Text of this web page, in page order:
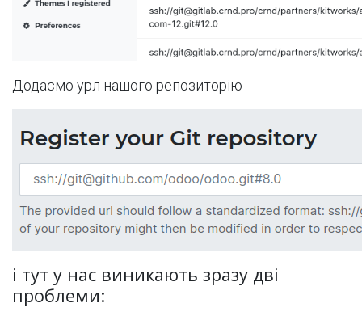
Додаємо урл нашого репозиторію
і тут у нас виникають зразу дві
проблеми: